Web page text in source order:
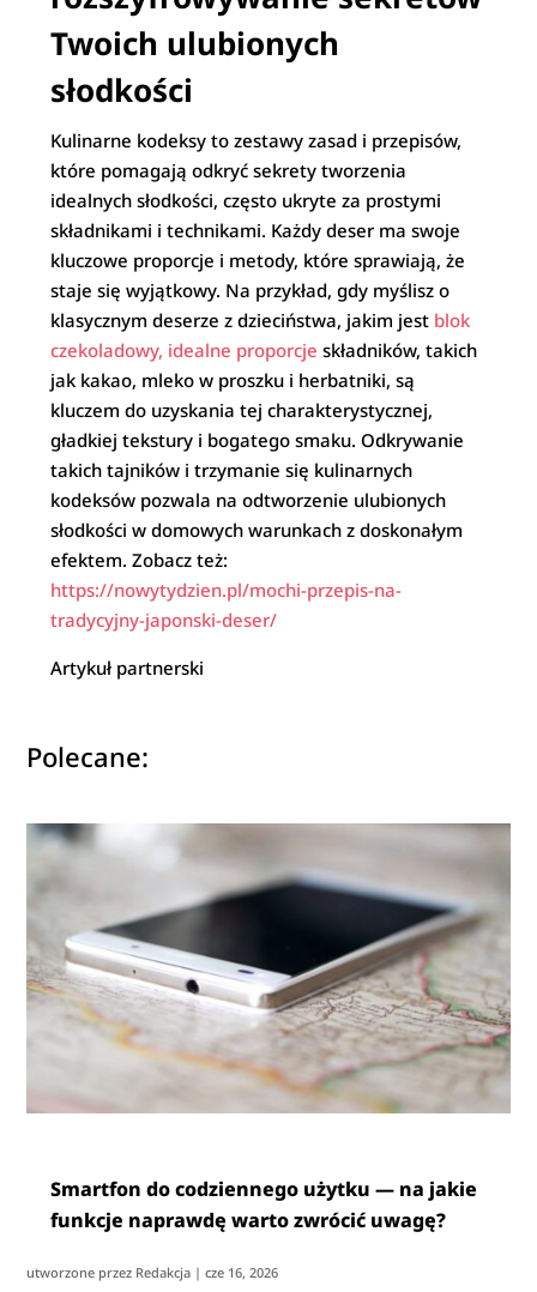
Twoich ulubionych
słodkości
Kulinarne kodeksy to zestawy zasad i przepisów,
które pomagają odkryć sekrety tworzenia
idealnych słodkości, często ukryte za prostymi
składnikami i technikami. Każdy deser ma swoje
kluczowe proporcje i metody, które sprawiają, że
staje się wyjątkowy. Na przykład, gdy myślisz o
klasycznym deserze z dzieciństwa, jakim jest blok
czekoladowy, idealne proporcje składników, takich
jak kakao, mleko w proszku i herbatniki, są
kluczem do uzyskania tej charakterystycznej,
gładkiej tekstury i bogatego smaku. Odkrywanie
takich tajników i trzymanie się kulinarnych
kodeksów pozwala na odtworzenie ulubionych
słodkości w domowych warunkach z doskonałym
efektem. Zobacz też:
https://nowytydzien.pl/mochi-przepis-na-
tradycyjny-japonski-deser/
Artykuł partnerski
Polecane:
Smartfon do codziennego użytku — na jakie
funkcje naprawdę warto zwrócić uwagę?
utworzone przez Redakcja |cze 16, 2026